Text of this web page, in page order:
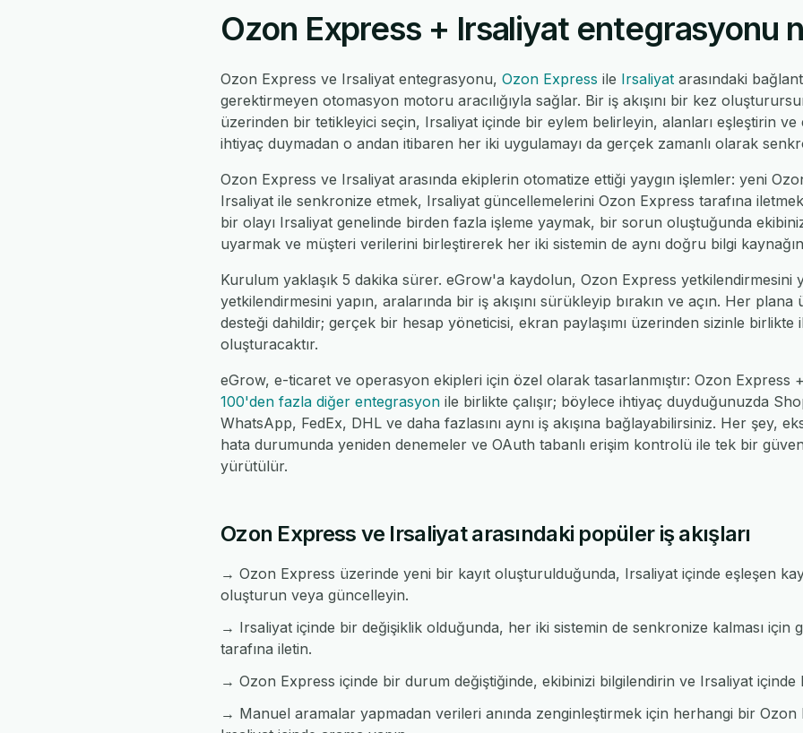
Ozon Express + Irsaliyat entegrasyonu
Ozon Express ve Irsaliyat entegrasyonu, Ozon Express ile Irsaliyat arasındaki
gerektirmeyen otomasyon motoru aracılığıyla sağlar. Bir iş akışını bir kez
üzerinden bir tetikleyici seçin, Irsaliyat içinde bir eylem belirleyin, alanları eşleştirin ve
ihtiyaç duymadan o andan itibaren her iki uygulamayı da gerçek zamanlı olarak
Ozon Express ve Irsaliyat arasında ekiplerin otomatize ettiği yaygın işlemler: yeni
Irsaliyat ile senkronize etmek, Irsaliyat güncellemelerini Ozon Express tarafına
bir olayı Irsaliyat genelinde birden fazla işleme yaymak, bir sorun oluştuğunda
uyarmak ve müşteri verilerini birleştirerek her iki sistemin de aynı doğru bilgi
Kurulum yaklaşık 5 dakika sürer. eGrow'a kaydolun, Ozon Express yetkilendirmesini
yetkilendirmesini yapın, aralarında bir iş akışını sürükleyip bırakın ve açın. Her
desteği dahildir; gerçek bir hesap yöneticisi, ekran paylaşımı üzerinden sizinle birlikte ilk
oluşturacaktır.
eGrow, e-ticaret ve operasyon ekipleri için özel olarak tasarlanmıştır: Ozon Express
100'den fazla diğer entegrasyon ile birlikte çalışır; böylece ihtiyaç duyduğunuzda
WhatsApp, FedEx, DHL ve daha fazlasını aynı iş akışına bağlayabilirsiniz. Her şey,
hata durumunda yeniden denemeler ve OAuth tabanlı erişim kontrolü ile tek bir
yürütülür.
Ozon Express ve Irsaliyat arasındaki popüler iş akışları
→ Ozon Express üzerinde yeni bir kayıt oluşturulduğunda, Irsaliyat içinde eşleşen
oluşturun veya güncelleyin.
→ Irsaliyat içinde bir değişiklik olduğunda, her iki sistemin de senkronize kalması için
tarafına iletin.
→ Ozon Express içinde bir durum değiştiğinde, ekibinizi bilgilendirin ve Irsaliyat içinde
→ Manuel aramalar yapmadan verileri anında zenginleştirmek için herhangi bir